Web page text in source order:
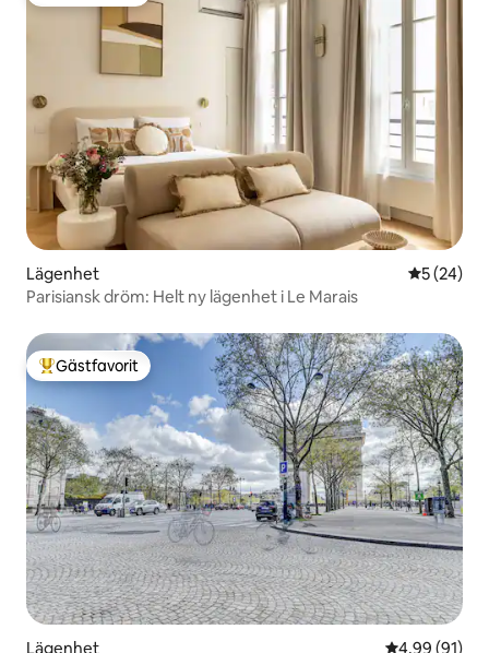
Lägenhet 5 av 5 i
5 (24)
Parisiansk dröm: Helt ny lägenhet i Le Marais
Populär gästfavorit
Gästfavorit
Lägenhet 4,99 av 5 i
4,99 (91)